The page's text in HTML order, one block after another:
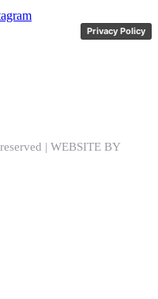
Privacy Policy
| WEBSITE BY